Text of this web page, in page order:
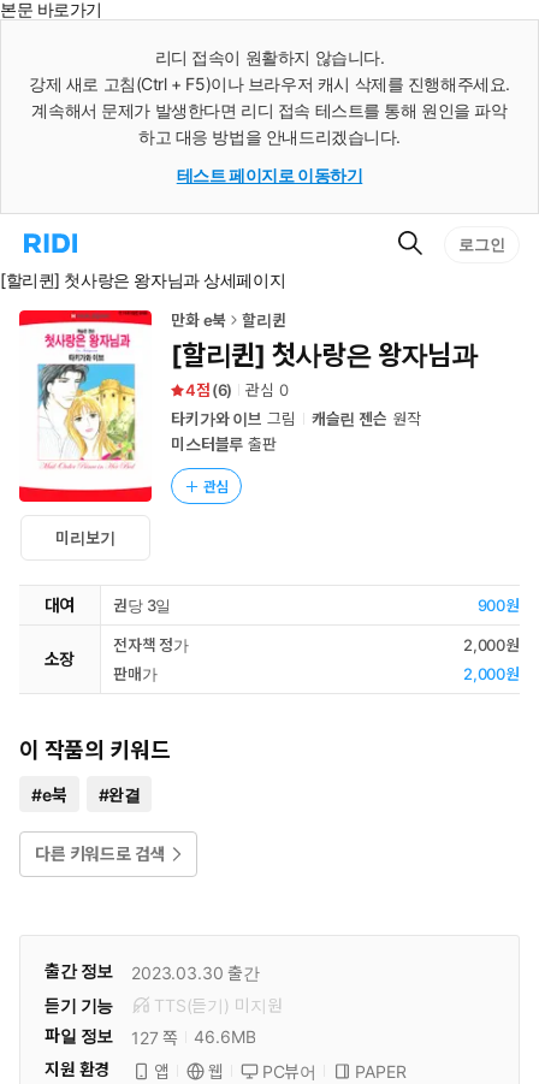
본문 바로가기
리디 접속이 원활하지 않습니다.
강제 새로 고침(Ctrl + F5)이나 브라우저 캐시 삭제를 진행해주세요.
계속해서 문제가 발생한다면 리디 접속 테스트를 통해 원인을 파악
하고 대응 방법을 안내드리겠습니다.
테스트 페이지로 이동하기
리
홈
로
검
로그인
[할리퀸] 첫사랑은 왕자님과 상세페이지
미리보기
만화 e북 할리퀸
[할리퀸] 첫사랑은 왕자님과
4 (6) 관심 0
타키가와 이브 그림 캐슬린 젠슨 원작
미스터블루 출판
관심
대여 권당 3일 900원
소장
전자책 정가
2,000원
판매가
2,000원
이 작품의 키워드
#e북 #완결
다른 키워드로 검색
출간 정보 2023.03.30 출간
듣기 기능
TTS(듣기) 미 지원
파일 정보
127 쪽
46.6MB
지원 환경
앱 웹 PC뷰어
PAPER